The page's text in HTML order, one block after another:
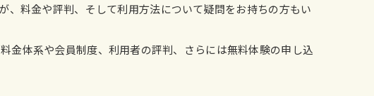
、料金や評判、そして利用方法について疑問をお持ちの方もい
金体系や会員制度、利用者の評判、さらには無料体験の申し込